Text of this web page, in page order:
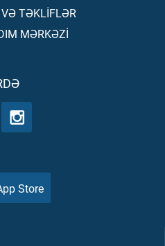
TƏKLİFLƏR
MƏRKƏZİ
Store